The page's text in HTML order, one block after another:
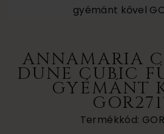
ANNAMARIA
DUNE CUBIC
GYÉMÁNT
Termékkód: